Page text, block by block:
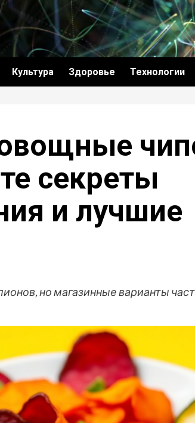
Культура Здоровье Технологии
секреты
и лучшие
но магазинные варианты